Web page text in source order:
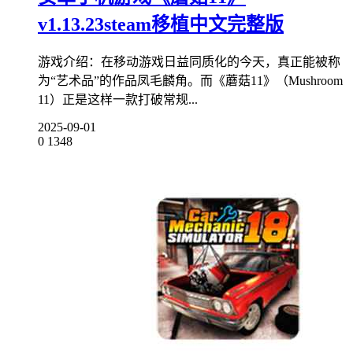
v1.13.23steam移植中文完整版
游戏介绍：在移动游戏日益同质化的今天，真正能被称
为“艺术品”的作品凤毛麟角。而《蘑菇11》（Mushroom
11）正是这样一款打破常规...
2025-09-01
0 1348